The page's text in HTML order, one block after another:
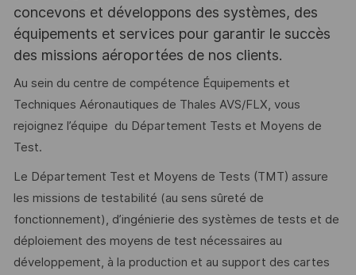
concevons et développons des systèmes, des
équipements et services pour garantir le succès
des missions aéroportées de nos clients.
Au sein du centre de compétence Équipements et
Techniques Aéronautiques de Thales AVS/FLX, vous
rejoignez l’équipe du Département Tests et Moyens de
Test.
Le Département Test et Moyens de Tests (TMT) assure
les missions de testabilité (au sens sûreté de
fonctionnement), d’ingénierie des systèmes de tests et de
déploiement des moyens de test nécessaires au
développement, à la production et au support des cartes